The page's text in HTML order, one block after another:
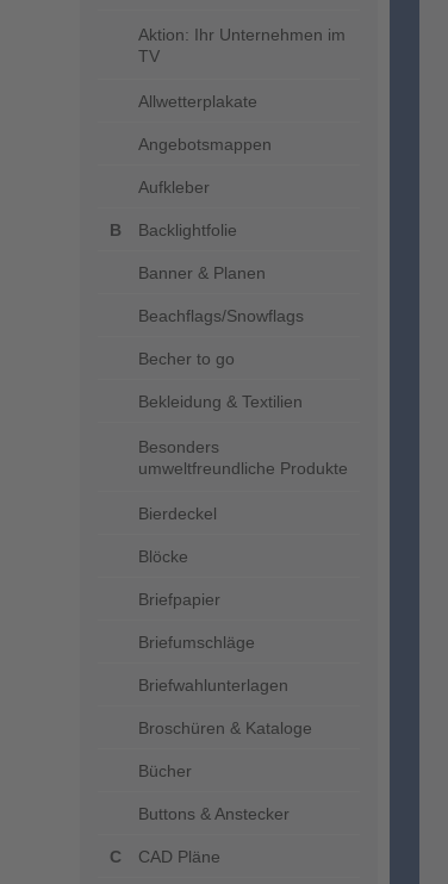
Aktion: Ihr Unternehmen im
TV
Allwetterplakate
Angebotsmappen
Aufkleber
Backlightfolie
Banner & Planen
Beachflags/Snowflags
Becher to go
Bekleidung & Textilien
Besonders
umweltfreundliche Produkte
Bierdeckel
Blöcke
Briefpapier
Briefumschläge
Briefwahlunterlagen
Broschüren & Kataloge
Bücher
Buttons & Anstecker
CAD Pläne